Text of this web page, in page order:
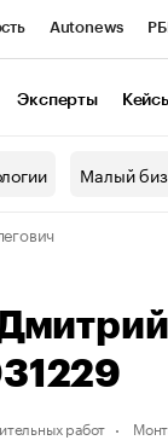
Autonews
Эксперты
Малый
работ